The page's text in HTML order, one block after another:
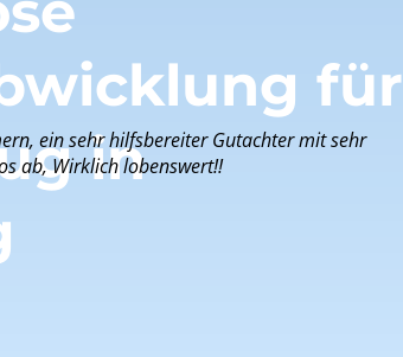
für
in
ein sehr hilfsbereiter Gutachter mit sehr
ab, Wirklich lobenswert!!